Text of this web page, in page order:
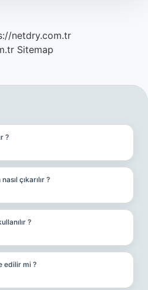
netdry.com.tr
Sitemap
?
çıkarılır ?
?
edilir mi ?